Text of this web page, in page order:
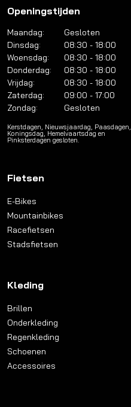
Openingstijden
Maandag:
Gesloten
Dinsdag:
08:30 - 18:00
Woensdag:
08:30 - 18:00
Donderdag:
08:30 - 18:00
Vrijdag:
08:30 - 18:00
Zaterdag:
09:00 - 17:00
Zondag:
Gesloten
Kerstdagen, Nieuwsjaardag, Paasdagen,
Koningsdag, Hemelvaartsdag en
Pinksterdagen gesloten.
Fietsen
E-Bikes
Mountainbikes
Racefietsen
Stadsfietsen
Kleding
Brillen
Onderkleding
Regenkleding
Schoenen
Accessoires